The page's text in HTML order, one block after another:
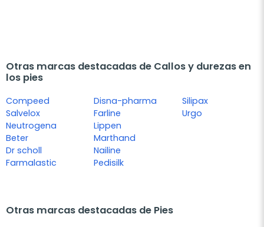
Otras marcas destacadas de Callos y durezas en
los pies
Compeed
Salvelox
Neutrogena
Beter
Dr scholl
Farmalastic
Disna-pharma
Farline
Lippen
Marthand
Nailine
Pedisilk
Silipax
Urgo
Otras marcas destacadas de Pies